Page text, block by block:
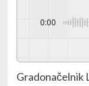
0:00
Gradonačelnik